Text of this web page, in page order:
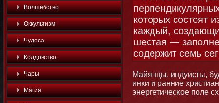
Волшебство
Оккультизм
Чудеса
Колдовство
Чары
Магия
которых состоят
каждый,
шестая —
содержит семь
Майянцы, индуисты,
инки и ранние
энергетичесκое поле